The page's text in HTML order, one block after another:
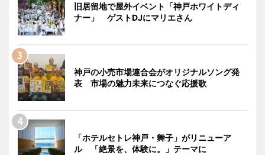
旧居留地で屋外イベント「神戸ホワイトディ
ナー」 ゲストDJにマリエさん
神戸の小売市場連合会がオリジナルソング発
表 市場の魅力未来につなぐ応援歌
「ホテルセトレ神戸・舞子」がリニューア
ル 「絶景を、体験に。」テーマに